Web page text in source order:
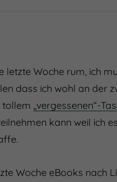
letzte Woche rum, ich
dass ich wohl an der
tollem „vergessenen“-
kann weil ich
Woche eBooks nach